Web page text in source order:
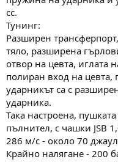
сс.
Тунинг:
Разширен
тяло, разширена
отвор на цевта, иглата
полиран вход на цевта,
ударникът са с
ударника.
Така настроена,
пълнител, с чашки JSB
286 м/с - около 70
Крайно налягане - 200